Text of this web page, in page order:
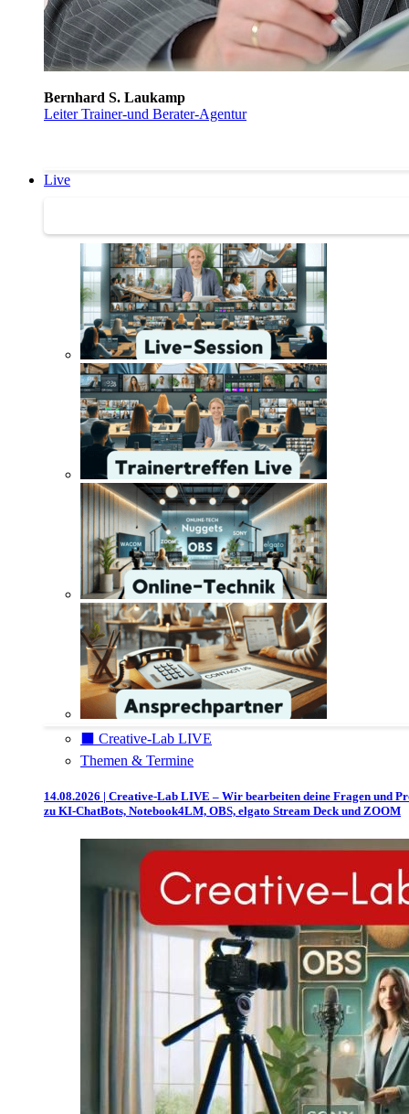
Bernhard S. Laukamp
Leiter Trainer-und Berater-Agentur
Live
⬛️ Creative-Lab LIVE
Themen & Termine
14.08.2026 | Creative-Lab LIVE – Wir bearbeiten deine Fragen und
zu KI-ChatBots, Notebook4LM, OBS, elgato Stream Deck und ZOOM